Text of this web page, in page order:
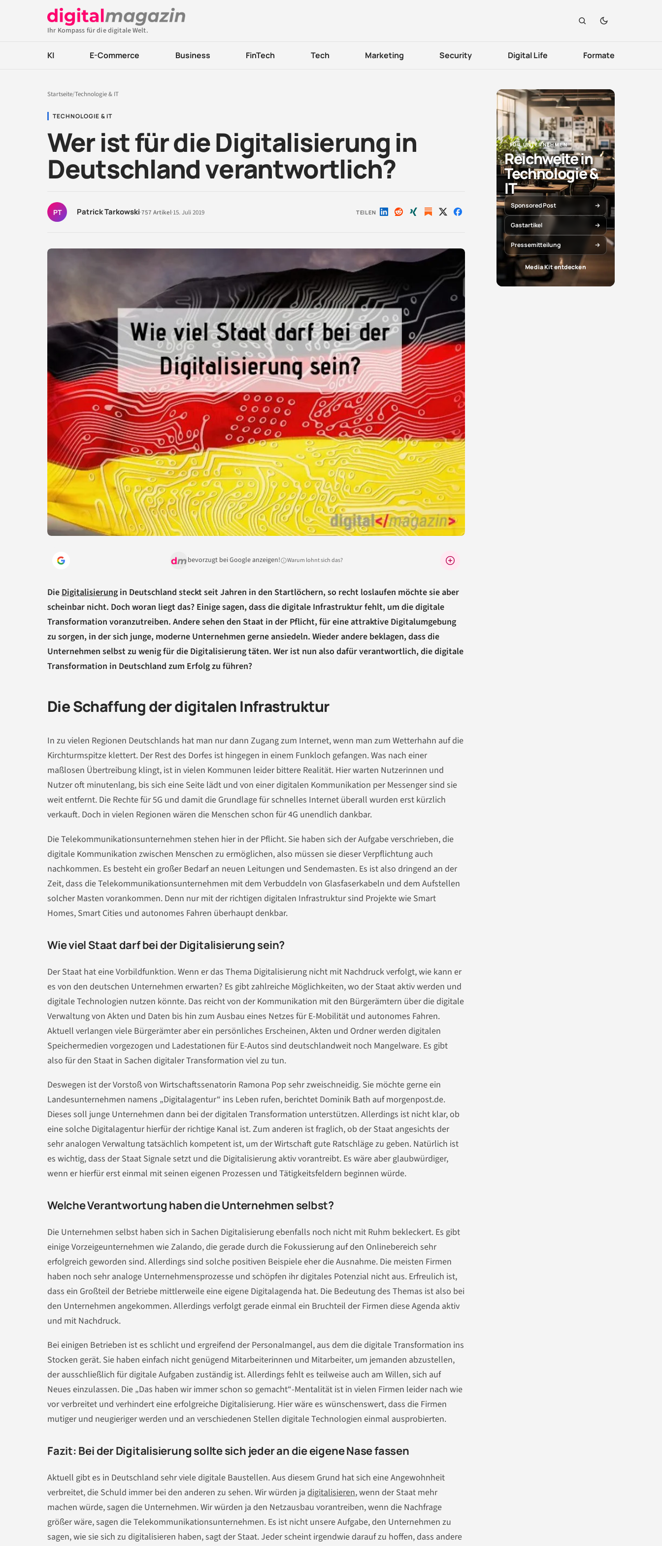
Ihr Kompass für die digitale Welt.
KI E-Commerce Business FinTech Tech Marketing Security Digital Life Formate
Startseite/Technologie & IT
TECHNOLOGIE & IT
Wer ist für die Digitalisierung in
Deutschland verantwortlich?
PT Patrick Tarkowski·757 Artikel·15. Juli 2019 TEILEN Auf Auf Auf Auf Auf
bevorzugt bei Google anzeigen! Warum lohnt sich das?
Die Digitalisierung in Deutschland steckt seit Jahren in den Startlöchern, so recht loslaufen möchte sie aber
scheinbar nicht. Doch woran liegt das? Einige sagen, dass die digitale Infrastruktur fehlt, um die digitale
Transformation voranzutreiben. Andere sehen den Staat in der Pflicht, für eine attraktive Digitalumgebung
zu sorgen, in der sich junge, moderne Unternehmen gerne ansiedeln. Wieder andere beklagen, dass die
Unternehmen selbst zu wenig für die Digitalisierung täten. Wer ist nun also dafür verantwortlich, die digitale
Transformation in Deutschland zum Erfolg zu führen?
Die Schaffung der digitalen Infrastruktur
In zu vielen Regionen Deutschlands hat man nur dann Zugang zum Internet, wenn man zum Wetterhahn auf die
Kirchturmspitze klettert. Der Rest des Dorfes ist hingegen in einem Funkloch gefangen. Was nach einer
maßlosen Übertreibung klingt, ist in vielen Kommunen leider bittere Realität. Hier warten Nutzerinnen und
Nutzer oft minutenlang, bis sich eine Seite lädt und von einer digitalen Kommunikation per Messenger sind sie
weit entfernt. Die Rechte für 5G und damit die Grundlage für schnelles Internet überall wurden erst kürzlich
verkauft. Doch in vielen Regionen wären die Menschen schon für 4G unendlich dankbar.
Die Telekommunikationsunternehmen stehen hier in der Pflicht. Sie haben sich der Aufgabe verschrieben, die
digitale Kommunikation zwischen Menschen zu ermöglichen, also müssen sie dieser Verpflichtung auch
nachkommen. Es besteht ein großer Bedarf an neuen Leitungen und Sendemasten. Es ist also dringend an der
Zeit, dass die Telekommunikationsunternehmen mit dem Verbuddeln von Glasfaserkabeln und dem Aufstellen
solcher Masten vorankommen. Denn nur mit der richtigen digitalen Infrastruktur sind Projekte wie Smart
Homes, Smart Cities und autonomes Fahren überhaupt denkbar.
Wie viel Staat darf bei der Digitalisierung sein?
Der Staat hat eine Vorbildfunktion. Wenn er das Thema Digitalisierung nicht mit Nachdruck verfolgt, wie kann er
es von den deutschen Unternehmen erwarten? Es gibt zahlreiche Möglichkeiten, wo der Staat aktiv werden und
digitale Technologien nutzen könnte. Das reicht von der Kommunikation mit den Bürgerämtern über die digitale
Verwaltung von Akten und Daten bis hin zum Ausbau eines Netzes für E-Mobilität und autonomes Fahren.
Aktuell verlangen viele Bürgerämter aber ein persönliches Erscheinen, Akten und Ordner werden digitalen
Speichermedien vorgezogen und Ladestationen für E-Autos sind deutschlandweit noch Mangelware. Es gibt
also für den Staat in Sachen digitaler Transformation viel zu tun.
Deswegen ist der Vorstoß von Wirtschaftssenatorin Ramona Pop sehr zweischneidig. Sie möchte gerne ein
Landesunternehmen namens „Digitalagentur“ ins Leben rufen, berichtet Dominik Bath auf morgenpost.de.
Dieses soll junge Unternehmen dann bei der digitalen Transformation unterstützen. Allerdings ist nicht klar, ob
eine solche Digitalagentur hierfür der richtige Kanal ist. Zum anderen ist fraglich, ob der Staat angesichts der
sehr analogen Verwaltung tatsächlich kompetent ist, um der Wirtschaft gute Ratschläge zu geben. Natürlich ist
es wichtig, dass der Staat Signale setzt und die Digitalisierung aktiv vorantreibt. Es wäre aber glaubwürdiger,
wenn er hierfür erst einmal mit seinen eigenen Prozessen und Tätigkeitsfeldern beginnen würde.
Welche Verantwortung haben die Unternehmen selbst?
Die Unternehmen selbst haben sich in Sachen Digitalisierung ebenfalls noch nicht mit Ruhm bekleckert. Es gibt
einige Vorzeigeunternehmen wie Zalando, die gerade durch die Fokussierung auf den Onlinebereich sehr
erfolgreich geworden sind. Allerdings sind solche positiven Beispiele eher die Ausnahme. Die meisten Firmen
haben noch sehr analoge Unternehmensprozesse und schöpfen ihr digitales Potenzial nicht aus. Erfreulich ist,
dass ein Großteil der Betriebe mittlerweile eine eigene Digitalagenda hat. Die Bedeutung des Themas ist also bei
den Unternehmen angekommen. Allerdings verfolgt gerade einmal ein Bruchteil der Firmen diese Agenda aktiv
und mit Nachdruck.
Bei einigen Betrieben ist es schlicht und ergreifend der Personalmangel, aus dem die digitale Transformation ins
Stocken gerät. Sie haben einfach nicht genügend Mitarbeiterinnen und Mitarbeiter, um jemanden abzustellen,
der ausschließlich für digitale Aufgaben zuständig ist. Allerdings fehlt es teilweise auch am Willen, sich auf
Neues einzulassen. Die „Das haben wir immer schon so gemacht“-Mentalität ist in vielen Firmen leider nach wie
vor verbreitet und verhindert eine erfolgreiche Digitalisierung. Hier wäre es wünschenswert, dass die Firmen
mutiger und neugieriger werden und an verschiedenen Stellen digitale Technologien einmal ausprobierten.
Fazit: Bei der Digitalisierung sollte sich jeder an die eigene Nase fassen
Aktuell gibt es in Deutschland sehr viele digitale Baustellen. Aus diesem Grund hat sich eine Angewohnheit
verbreitet, die Schuld immer bei den anderen zu sehen. Wir würden ja digitalisieren, wenn der Staat mehr
machen würde, sagen die Unternehmen. Wir würden ja den Netzausbau vorantreiben, wenn die Nachfrage
größer wäre, sagen die Telekommunikationsunternehmen. Es ist nicht unsere Aufgabe, den Unternehmen zu
sagen, wie sie sich zu digitalisieren haben, sagt der Staat. Jeder scheint irgendwie darauf zu hoffen, dass andere
FÜR UNTERNEHMEN
Reichweite in
Technologie &
IT
Sponsored Post
Gastartikel
Pressemitteilung
Media Kit entdecken